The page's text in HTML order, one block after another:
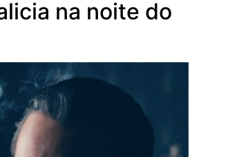
na noite do